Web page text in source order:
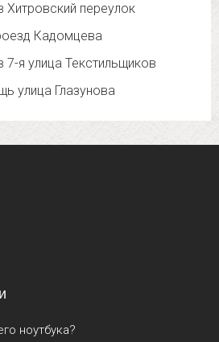
переулок
Кадомцева
я улица Текстильщиков
улица Глазунова
ноутбука?